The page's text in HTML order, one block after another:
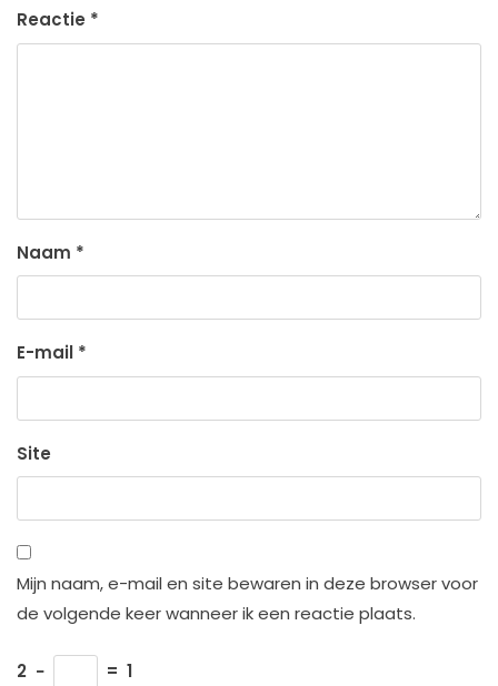
Reactie *
Naam *
E-mail *
Site
Mijn naam, e-mail en site bewaren in deze browser voor
de volgende keer wanneer ik een reactie plaats.
2 − = 1